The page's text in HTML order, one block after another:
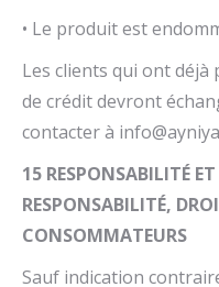
• Le produit est
Les clients qui ont déjà
de crédit devront
contacter à
15 RESPONSABILITÉ
RESPONSABILITÉ,
CONSOMMATEURS
Sauf indication